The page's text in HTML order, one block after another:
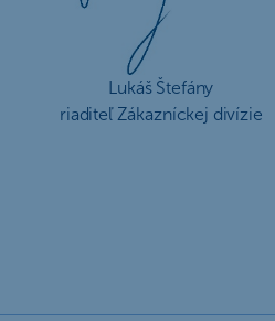
Lukáš Štefány
riaditeľ Zákazníckej divízie